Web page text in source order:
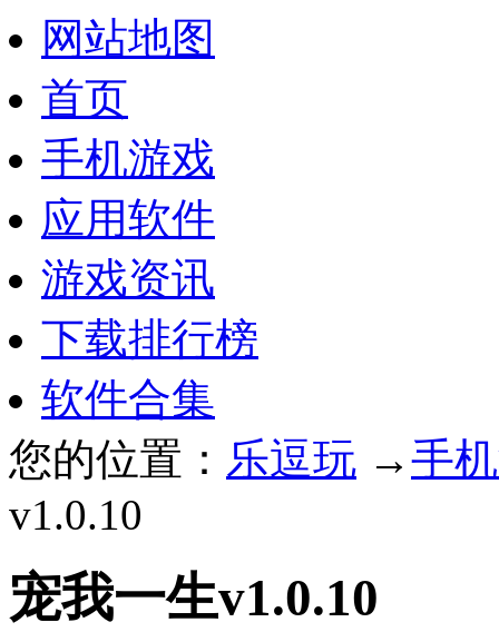
网站地图
首页
手机游戏
应用软件
游戏资讯
下载排行榜
软件合集
您的位置： 乐逗玩 →手
v1.0.10
宠我一生v1.0.10